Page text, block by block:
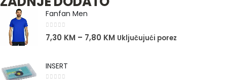
Fanfan Men
7,30 KM – 7,80 KM Uključujući porez
INSERT